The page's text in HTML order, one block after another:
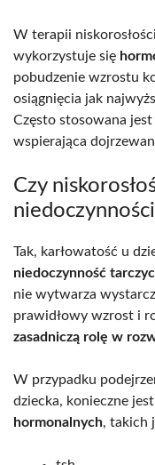
W terapii
wykorzystuje się
pobudzenie wzrostu
osiągnięcia jak
Często stosowana
wspierająca
Czy
Tak, karłowatość u
niedoczynność
nie wytwarza
prawidłowy wzrost i
zasadniczą rolę w
W przypadku
dziecka, konieczne
hormonalnych, takich